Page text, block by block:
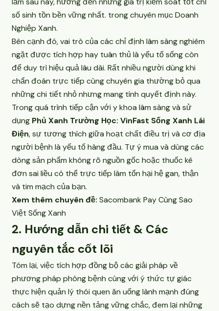
số sinh tồn bền vững nhất. trong chuyên mụcDoanh
Nghiệp Xanh.
Bên cạnh đó, vai trò của các chỉ định lâm sàng nghiêm
ngặt được tích hợp hay tuân thủ là yếu tố sống còn
để duy trì hiệu quả lâu dài. Rất nhiều người dùng khi
chẩn đoán trực tiếp cùng chuyên gia thường bỏ qua
những chi tiết nhỏ nhưng mang tính quyết định này.
Trong quá trình tiếp cận với y khoa lâm sàng và sử
dụng Phủ Xanh Trường Học: VinFast Sống Xanh Lái
Điện, sự tương thích giữa hoạt chất điều trị và cơ địa
người bệnh là yếu tố hàng đầu. Tự ý mua và dùng các
dòng sản phẩm không rõ nguồn gốc hoặc thuốc kê
đơn sai liều có thể trực tiếp làm tổn hại hệ gan, thận
và tim mạch của bạn.
Xem thêm chuyên đề: Sacombank Pay Cùng Sao
Việt Sống Xanh
2. Hướng dẫn chi tiết & Các
nguyên tắc cốt lõi
Tóm lại, việc tích hợp đồng bộ các giải pháp về
phương pháp phòng bệnh cùng với ý thức tự giác
thực hiện quản lý thói quen ăn uống lành mạnh đúng
cách sẽ tạo dựng nền tảng vững chắc, đem lại những